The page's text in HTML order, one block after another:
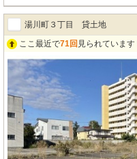
お問い合わせはエイブル函館美原
湯川町３丁目 貸土地
ここ最近で71回 見られています